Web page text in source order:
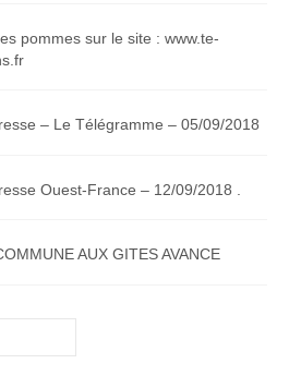
pommes sur le site : www.te-
– Le Télégramme – 05/09/2018
Ouest-France – 12/09/2018 .
AUX GITES AVANCE